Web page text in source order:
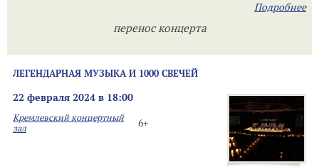
Подробнее
перенос концерта
ЛЕГЕНДАРНАЯ МУЗЫКА И 1000 СВЕЧЕЙ
22 февраля 2024 в 18:00
6+
Кремлевский концертный
зал